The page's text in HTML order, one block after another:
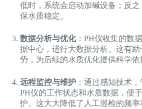
低时，系统会启动加碱设备；反
保水质稳定。
数据分析与优化：PH仪收集的数
据中心，进行大数据分析。这有
势，为后续的水质优化提供科学依
远程监控与维护 ：通过感知技术
PH仪的工作状态和水质数据，便
护。这大大降低了人工巡检的频率